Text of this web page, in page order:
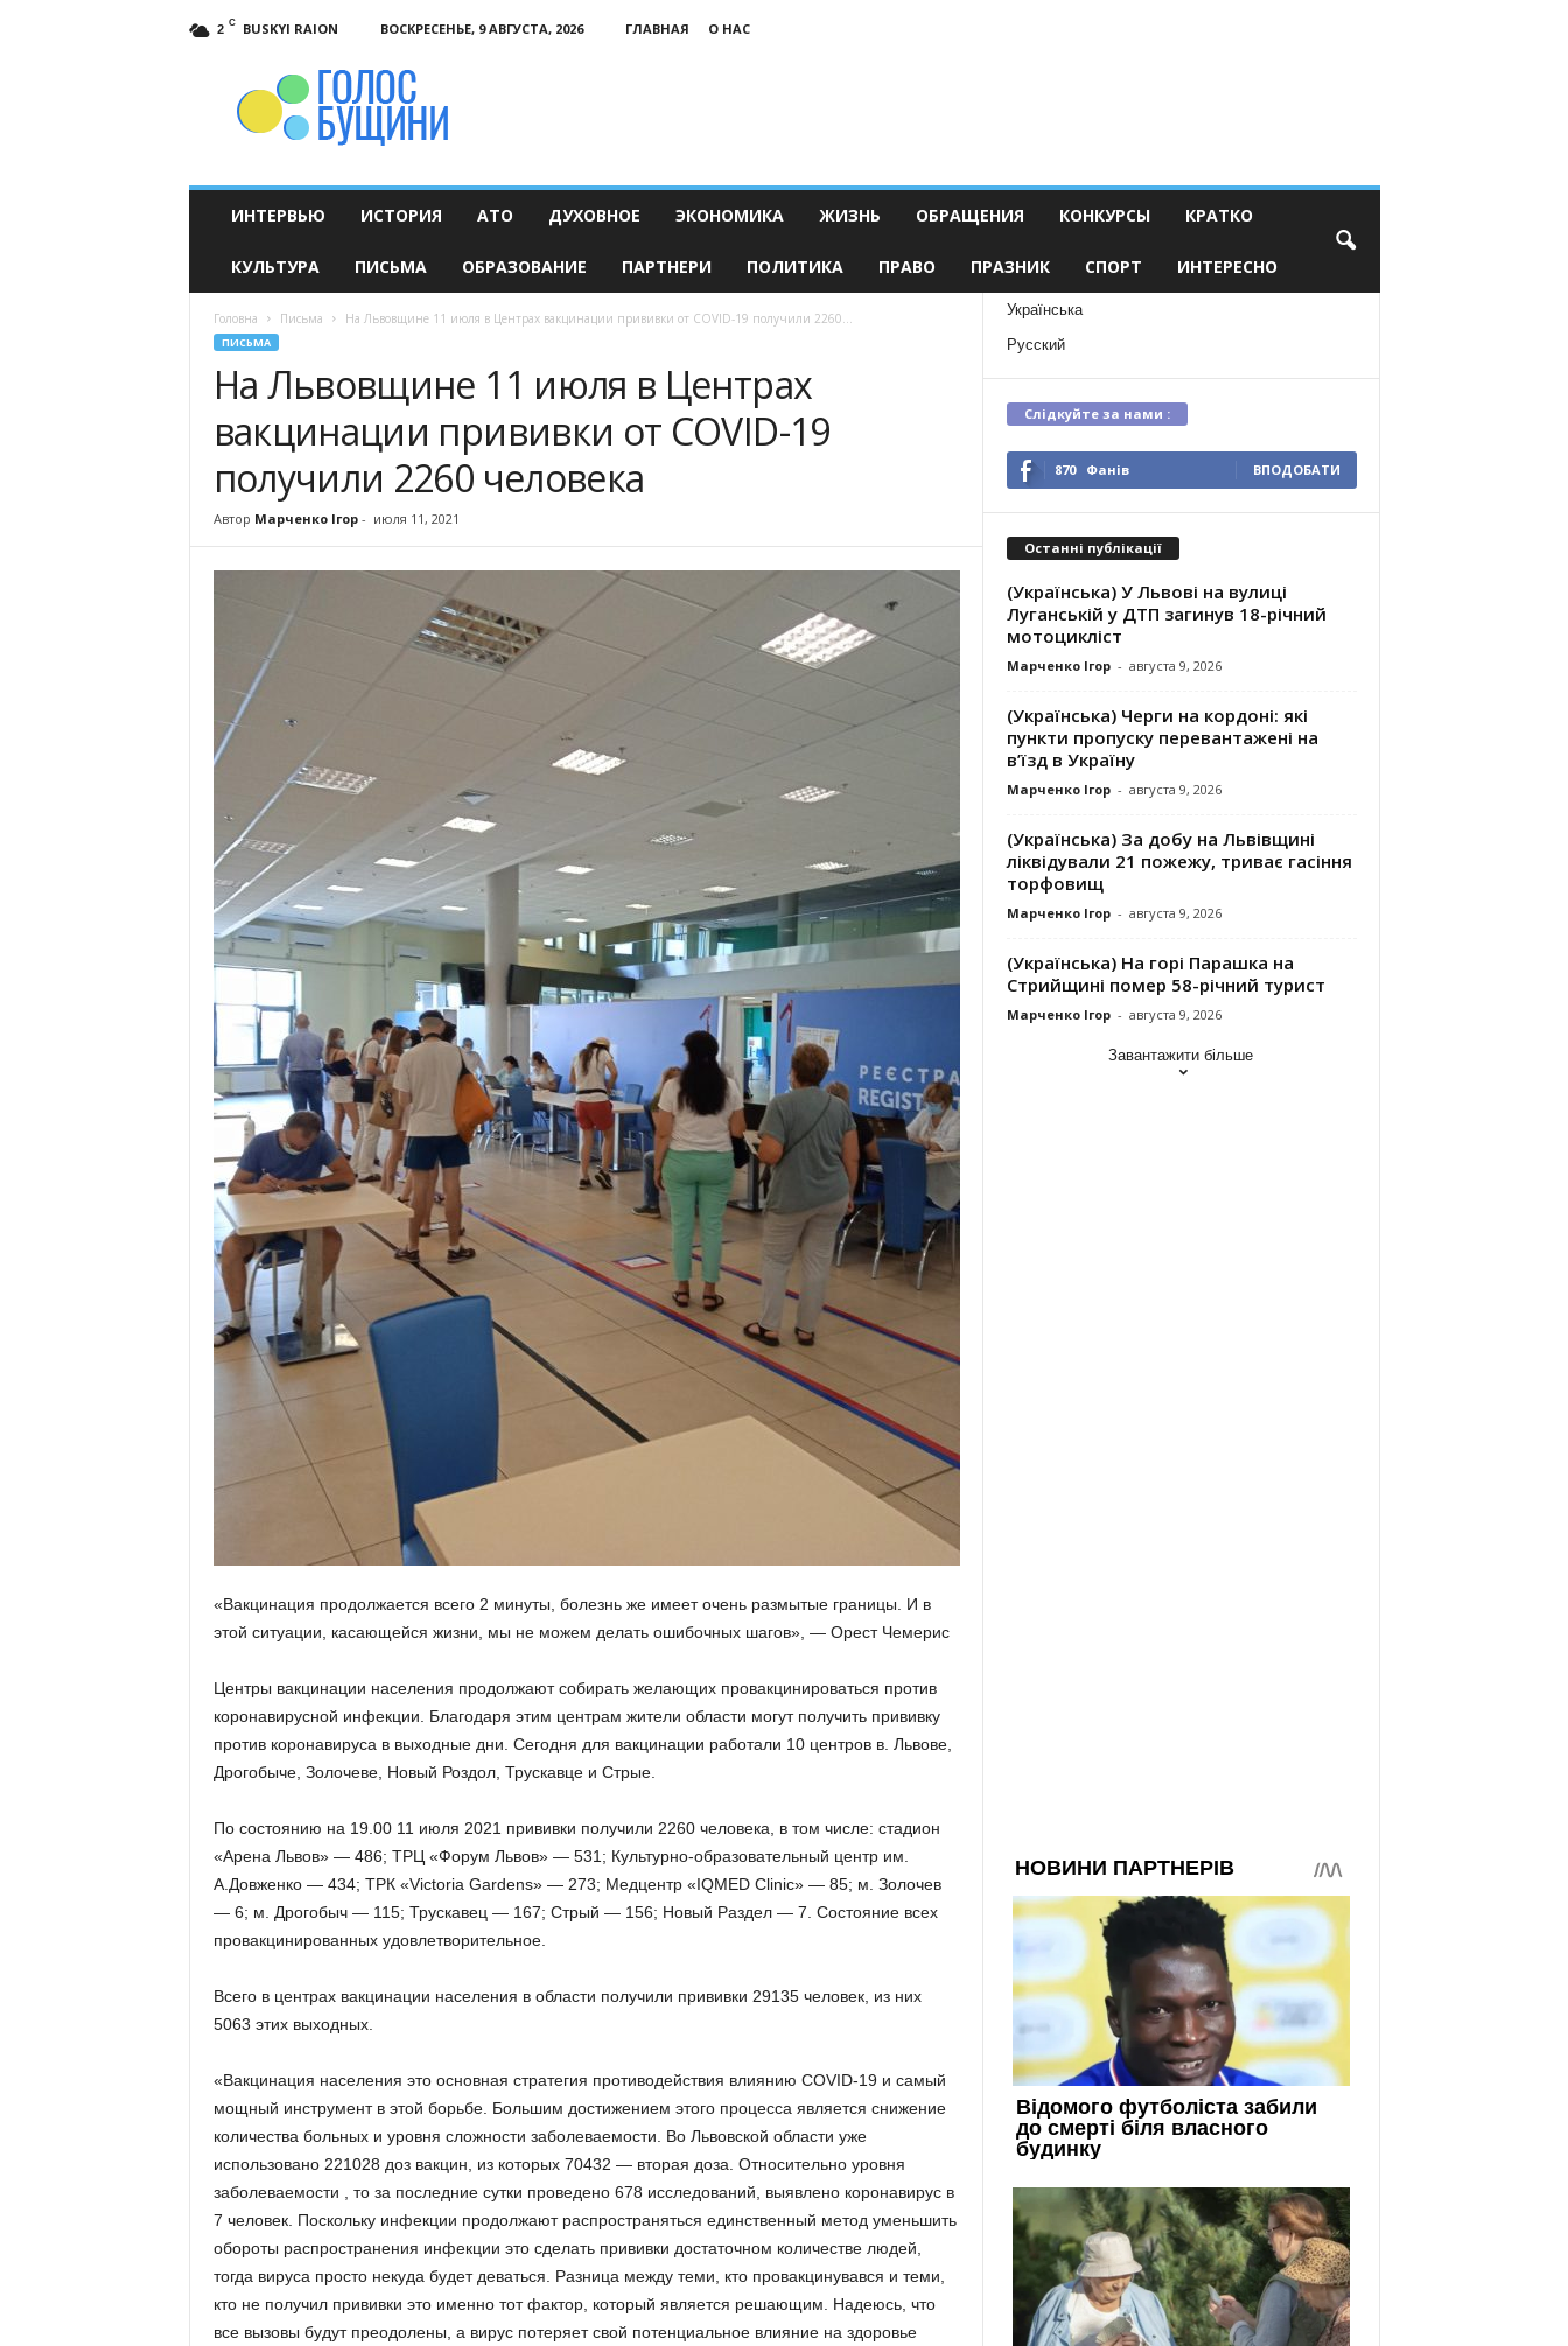
2 C BUSKYI RAION ВОСКРЕСЕНЬЕ, 9 АВГУСТА, 2026 ГЛАВНАЯ
О НАС
ИНТЕРВЬЮ ИСТОРИЯ АТО ДУХОВНОЕ ЭКОНОМИКА ЖИЗНЬ ОБРАЩЕНИЯ КОНКУРСЫ КРАТКО
КУЛЬТУРА ПИСЬМА ОБРАЗОВАНИЕ ПАРТНЕРИ ПОЛИТИКА ПРАВО ПРАЗНИК СПОРТ ИНТЕРЕСНО
Головна Письма На Львовщине 11 июля в Центрах вакцинации прививки от COVID-19 получили 2260...
ПИСЬМА
На Львовщине 11 июля в Центрах
вакцинации прививки от COVID-19
получили 2260 человека
Автор Марченко Ігор- июля 11, 2021
«Вакцинация продолжается всего 2 минуты, болезнь же имеет очень размытые границы. И в
этой ситуации, касающейся жизни, мы не можем делать ошибочных шагов», — Орест Чемерис
Центры вакцинации населения продолжают собирать желающих провакцинироваться против
коронавирусной инфекции. Благодаря этим центрам жители области могут получить прививку
против коронавируса в выходные дни. Сегодня для вакцинации работали 10 центров в. Львове,
Дрогобыче, Золочеве, Новый Роздол, Трускавце и Стрые.
По состоянию на 19.00 11 июля 2021 прививки получили 2260 человека, в том числе: стадион
«Арена Львов» — 486; ТРЦ «Форум Львов» — 531; Культурно-образовательный центр им.
А.Довженко — 434; ТРК «Victoria Gardens» — 273; Медцентр «IQMED Clinic» — 85; м. Золочев
— 6; м. Дрогобыч — 115; Трускавец — 167; Стрый — 156; Новый Раздел — 7. Состояние всех
провакцинированных удовлетворительное.
Всего в центрах вакцинации населения в области получили прививки 29135 человек, из них
5063 этих выходных.
«Вакцинация населения это основная стратегия противодействия влиянию COVID-19 и самый
мощный инструмент в этой борьбе. Большим достижением этого процесса является снижение
количества больных и уровня сложности заболеваемости. Во Львовской области уже
использовано 221028 доз вакцин, из которых 70432 — вторая доза. Относительно уровня
заболеваемости , то за последние сутки проведено 678 исследований, выявлено коронавирус в
7 человек. Поскольку инфекции продолжают распространяться единственный метод уменьшить
обороты распространения инфекции это сделать прививки достаточном количестве людей,
тогда вируса просто некуда будет деваться. Разница между теми, кто провакцинувався и теми,
кто не получил прививки это именно тот фактор, который является решающим. Надеюсь, что
все вызовы будут преодолены, а вирус потеряет свой потенциальное влияние на здоровье
Українська
Русский
Слідкуйте за нами :
870 Фанів ВПОДОБАТИ
Останні публікації
(Українська) У Львові на вулиці
Луганській у ДТП загинув 18-річний
мотоцикліст
Марченко Ігор - августа 9, 2026
(Українська) Черги на кордоні: які
пункти пропуску перевантажені на
в’їзд в Україну
Марченко Ігор - августа 9, 2026
(Українська) За добу на Львівщині
ліквідували 21 пожежу, триває гасіння
торфовищ
Марченко Ігор - августа 9, 2026
(Українська) На горі Парашка на
Стрийщині помер 58-річний турист
Марченко Ігор - августа 9, 2026
Завантажити більше